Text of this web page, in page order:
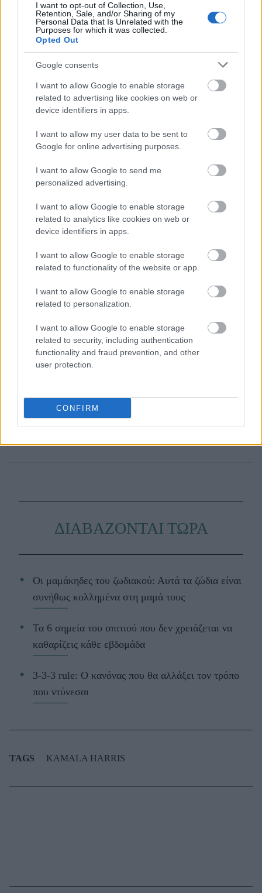
I want to opt-out of Collection, Use,
Retention, Sale, and/or Sharing of my
Personal Data that Is Unrelated with the
Purposes for which it was collected.
Opted Out
Google consents
I want to allow Google to enable storage
related to advertising like cookies on web or
device identifiers in apps.
I want to allow my user data to be sent to
Google for online advertising purposes.
I want to allow Google to send me
personalized advertising.
I want to allow Google to enable storage
related to analytics like cookies on web or
device identifiers in apps.
I want to allow Google to enable storage
related to functionality of the website or app.
I want to allow Google to enable storage
related to personalization.
I want to allow Google to enable storage
related to security, including authentication
functionality and fraud prevention, and other
user protection.
CONFIRM
ΔΙΑΒΑΖΟΝΤΑΙ ΤΩΡΑ
Οι μαμάκηδες του ζωδιακού: Αυτά τα ζώδια είναι
συνήθως κολλημένα στη μαμά τους
Τα 6 σημεία του σπιτιού που δεν χρειάζεται να
καθαρίζεις κάθε εβδομάδα
3-3-3 rule: Ο κανόνας που θα αλλάξει τον τρόπο
που ντύνεσαι
TAGS KAMALA HARRIS